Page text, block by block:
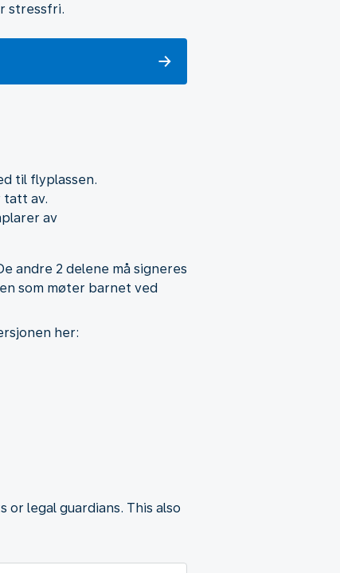
stressfri.
til flyplassen.
tatt av.
av
andre 2 delene må signeres
som møter barnet ved
her:
legal guardians. This also